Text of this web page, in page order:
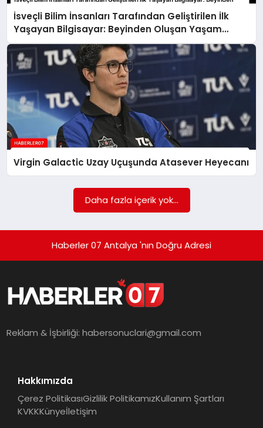
İsveçli Bilim İnsanları Tarafından Geliştirilen İlk
Yaşayan Bilgisayar: Beyinden Oluşan Yaşam
Formu
Virgin Galactic Uzay Uçuşunda Atasever Heyecanı
Daha fazla içerik yok...
Haberler 07 Antalya 'nın Doğru Adresi
Reklam & İşbirliği:habersonuclari@gmail.com
Hakkımızda
Çerez PolitikasıGizlilik PolitikamızKullanım Şartları
KVKKKünyeİletişim